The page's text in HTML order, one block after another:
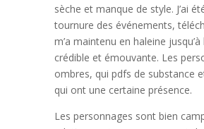
sèche et manque de style. J’ai
tournure des événements,
m’a maintenu en haleine
crédible et émouvante. Les
ombres, qui pdfs de substance
qui ont une certaine présence.
Les personnages sont bien